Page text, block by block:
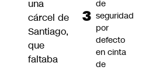
una
cárcel de
Santiago,
que
faltaba
de
seguridad
por
defecto
en cinta
de